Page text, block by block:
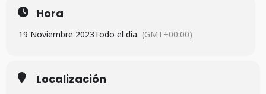
Hora
19 Noviembre 2023Todo el dia (GMT+00:00)
Localización